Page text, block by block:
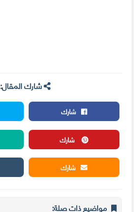
شارك المقال:
شارك
شارك
شارك
مواضيع ذات صلة: